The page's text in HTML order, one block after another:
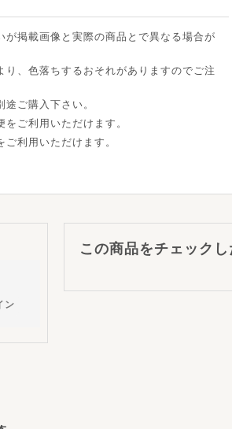
が掲載画像と実際の商品とで異なる場合が
り、色落ちするおそれがありますのでご注
ご購入下さい。
ご利用いただけます。
利用いただけます。
ン
この商品をチェック